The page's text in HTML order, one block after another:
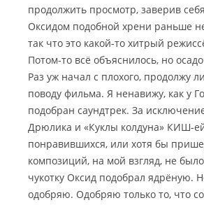
продолжить просмотр, заверив
Оксидом подобной хрени раньше
так что это какой-то хитрый
Потом-то всё объяснилось, но
Раз уж начал с плохого, продолжу
поводу фильма. Я ненавижу, как у
подобран саундтрек. За
Дрюлика и «Куклы колдуна» КИШ-
понравившихся, или хотя бы
композиций, на мой взгляд, не
чукотку Оксид подобрал ядрёную.
одобряю. Одобряю только то, что